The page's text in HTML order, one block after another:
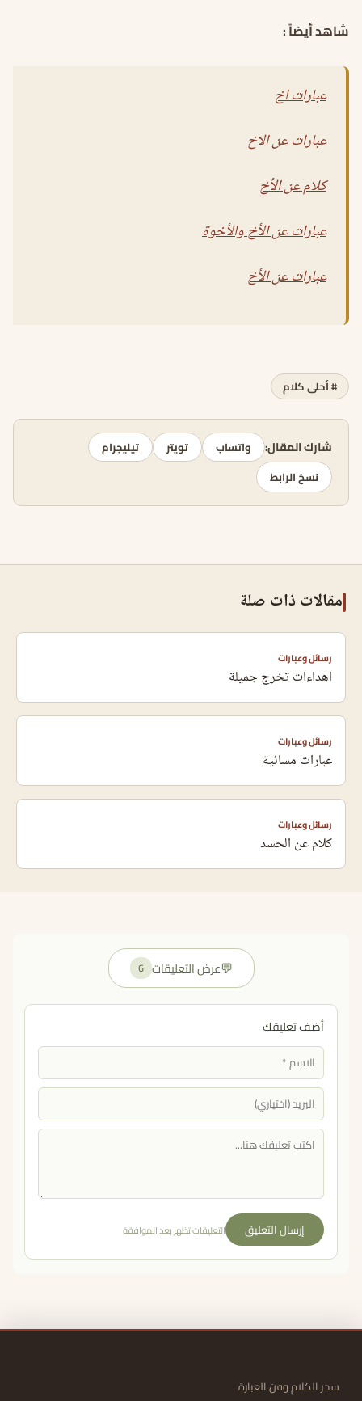
شاهد أيضاً :
عبارات اخ
عبارات عن الاخ
كلام عن الأخ
عبارات عن الأخ والأخوة
عبارات عن الأخ
# أحلى كلام
شارك المقال: واتساب تويتر
تيليجرام
نسخ الرابط
مقالات ذات صلة
رسائل وعبارات
اهداءات تخرج جميلة
رسائل وعبارات
عبارات مسائية
رسائل وعبارات
كلام عن الحسد
💬عرض التعليقات 6
أضف تعليقك
إرسال التعليق التعليقات تظهر بعد الموافقة
سحر الكلام وفن العبارة